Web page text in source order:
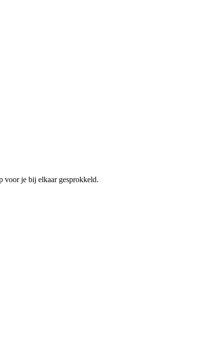
voor je bij elkaar gesprokkeld.